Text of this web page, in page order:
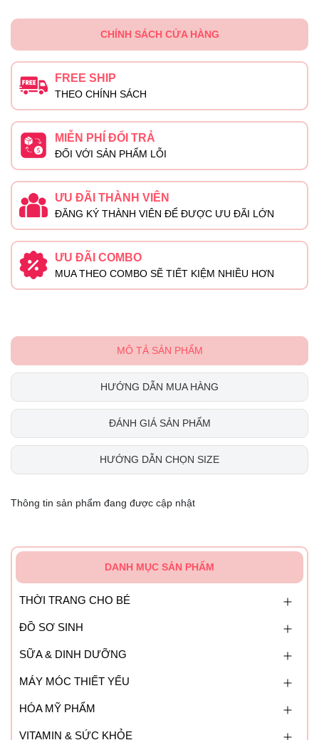
CHÍNH SÁCH CỬA HÀNG
FREE SHIP
THEO CHÍNH SÁCH
MIỄN PHÍ ĐỔI TRẢ
ĐỐI VỚI SẢN PHẨM LỖI
ƯU ĐÃI THÀNH VIÊN
ĐĂNG KÝ THÀNH VIÊN ĐỂ ĐƯỢC ƯU ĐÃI LỚN
ƯU ĐÃI COMBO
MUA THEO COMBO SẼ TIẾT KIỆM NHIỀU HƠN
MÔ TẢ SẢN PHẨM
HƯỚNG DẪN MUA HÀNG
ĐÁNH GIÁ SẢN PHẨM
HƯỚNG DẪN CHỌN SIZE
Thông tin sản phẩm đang được cập nhật
DANH MỤC SẢN PHẨM
THỜI TRANG CHO BÉ
ĐỒ SƠ SINH
SỮA & DINH DƯỠNG
MÁY MÓC THIẾT YẾU
HÓA MỸ PHẨM
VITAMIN & SỨC KHỎE